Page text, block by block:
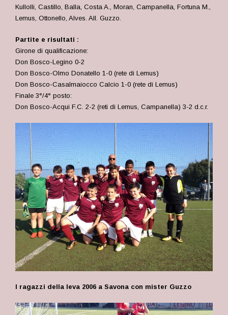
Kullolli, Castillo, Balla, Costa A., Moran, Campanella, Fortuna M.,
Lemus, Ottonello, Alves. All. Guzzo.
Partite e risultati :
Girone di qualificazione:
Don Bosco-Legino 0-2
Don Bosco-Olmo Donatello 1-0 (rete di Lemus)
Don Bosco-Casalmaiocco Calcio 1-0 (rete di Lemus)
Finale 3°/4° posto:
Don Bosco-Acqui F.C. 2-2 (reti di Lemus, Campanella) 3-2 d.c.r.
I ragazzi della leva 2006 a Savona con mister Guzzo